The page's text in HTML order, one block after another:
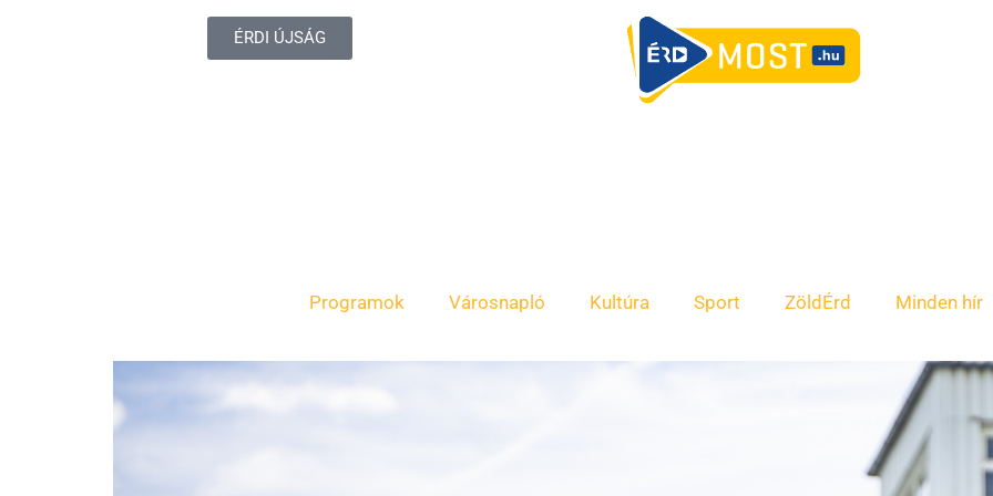
ÉRDI ÚJSÁG
Programok Városnapló Kultúra Sport ZöldÉrd Minden hír